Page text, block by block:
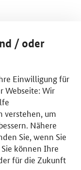
/ oder
Einwilligung für
Webseite: Wir
verstehen, um
Nähere
Sie, wenn Sie
können Ihre
für die Zukunft